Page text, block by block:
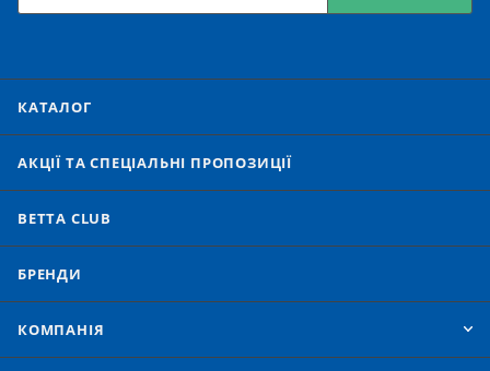
КАТАЛОГ
АКЦІЇ ТА СПЕЦІАЛЬНІ ПРОПОЗИЦІЇ
BETTA CLUB
БРЕНДИ
КОМПАНІЯ